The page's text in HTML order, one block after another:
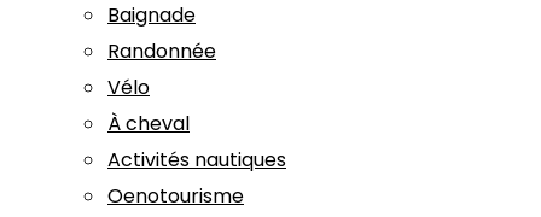
Baignade
Randonnée
Vélo
À cheval
Activités nautiques
Oenotourisme